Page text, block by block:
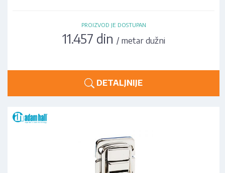
PROIZVOD JE DOSTUPAN
11.457 din / metar dužni
DETALJNIJE